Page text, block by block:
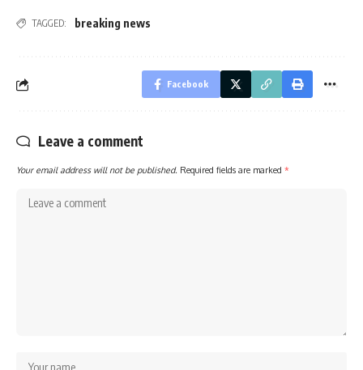
TAGGED: breaking news
Facebook
Leave a comment
Your email address will not be published. Required fields are marked *